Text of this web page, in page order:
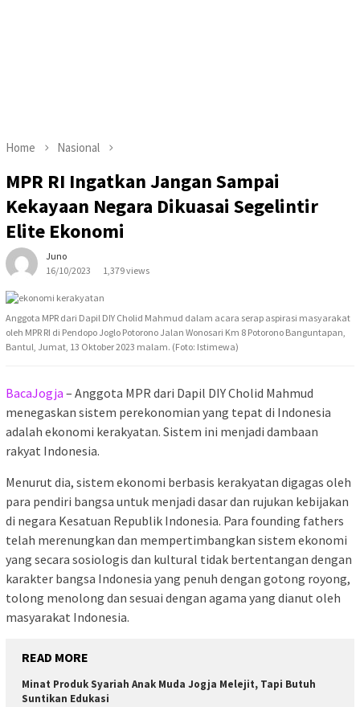
Home Nasional
MPR RI Ingatkan Jangan Sampai
Kekayaan Negara Dikuasai Segelintir
Elite Ekonomi
Juno
16/10/2023
1,379 views
Anggota MPR dari Dapil DIY Cholid Mahmud dalam acara serap aspirasi masyarakat
oleh MPR RI di Pendopo Joglo Potorono Jalan Wonosari Km 8 Potorono Banguntapan,
Bantul, Jumat, 13 Oktober 2023 malam. (Foto: Istimewa)
BacaJogja – Anggota MPR dari Dapil DIY Cholid Mahmud
menegaskan sistem perekonomian yang tepat di Indonesia
adalah ekonomi kerakyatan. Sistem ini menjadi dambaan
rakyat Indonesia.
Menurut dia, sistem ekonomi berbasis kerakyatan digagas oleh
para pendiri bangsa untuk menjadi dasar dan rujukan kebijakan
di negara Kesatuan Republik Indonesia. Para founding fathers
telah merenungkan dan mempertimbangkan sistem ekonomi
yang secara sosiologis dan kultural tidak bertentangan dengan
karakter bangsa Indonesia yang penuh dengan gotong royong,
tolong menolong dan sesuai dengan agama yang dianut oleh
masyarakat Indonesia.
READ MORE
Minat Produk Syariah Anak Muda Jogja Melejit, Tapi Butuh
Suntikan Edukasi